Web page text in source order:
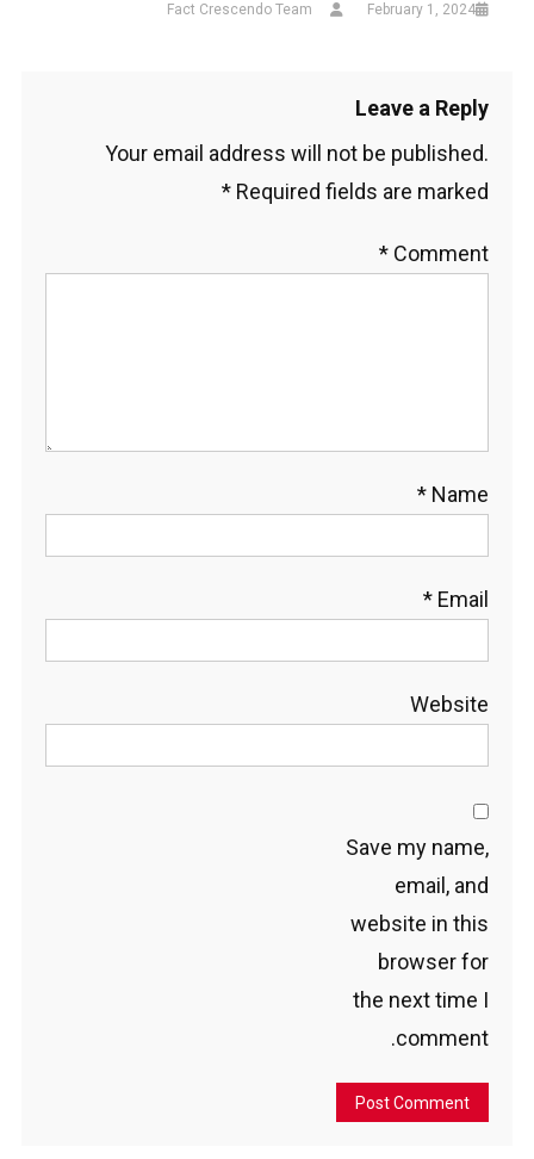
February 1, 2024
Fact Crescendo Team
Leave a Reply
Your email address will not be published.
Required fields are marked
*
Comment
*
Name
*
Email
*
Website
Save my name,
email, and
website in this
browser for
the next time I
comment.